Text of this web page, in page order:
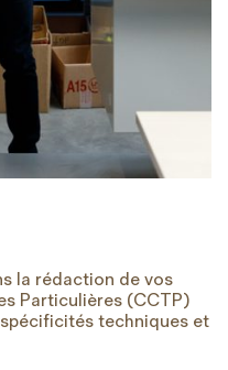
la rédaction de vos
Particulières (CCTP)
techniques et